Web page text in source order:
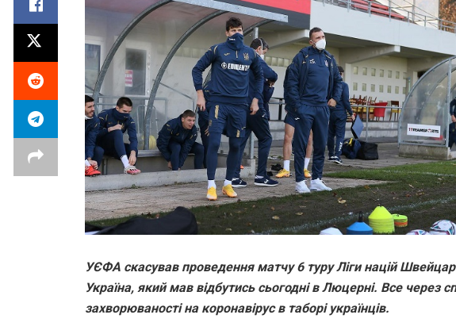
УЄФА скасував проведення матчу 6 туру Ліги націй
Україна, який мав відбутись сьогодні в Люцерні. Все через
захворюваності на коронавірус в таборі українців.